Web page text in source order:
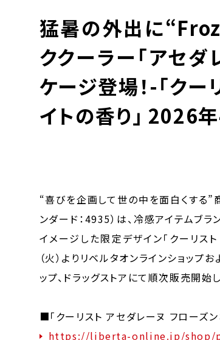
猛暑の外出に
ククーラー「アセダ
ケージ登場！-「ク
イトの香り」 2026
“喜びを企画して世の中を面白くする”
ンダード：4935）は、冷感アイテムブラ
イメージした限定デザイン「クーリス
（火）よりリベルタオンラインショッ
ップ、ドラッグストアにて順次販売開始
■「クーリスト アセダレーヌ フローズ
https://liberta-online.jp/shop/